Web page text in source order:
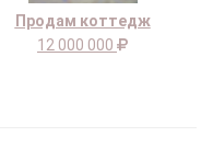
Продам коттедж
12 000 000